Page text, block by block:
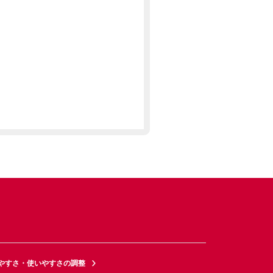
すさ・使いやすさの調整